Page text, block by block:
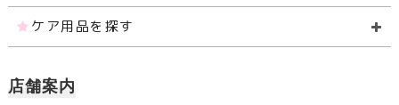
ケア用品を探す
店舗案内